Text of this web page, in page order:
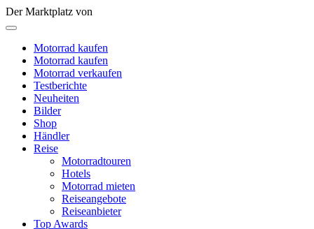
Der Marktplatz von
Motorrad kaufen
Motorrad kaufen
Motorrad verkaufen
Testberichte
Neuheiten
Bilder
Shop
Händler
Reise
Motorradtouren
Hotels
Motorrad mieten
Reiseangebote
Reiseanbieter
Top Awards